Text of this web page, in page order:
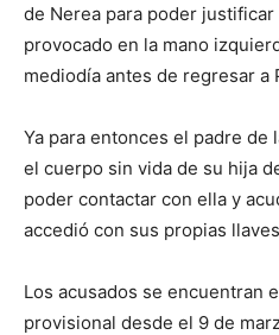
de Nerea para poder
provocado en la mano
mediodía antes de regresar a
Ya para entonces el padre
el cuerpo sin vida de su hija
poder contactar con ella y
accedió con sus propias
Los acusados se encuentran
provisional desde el 9 de